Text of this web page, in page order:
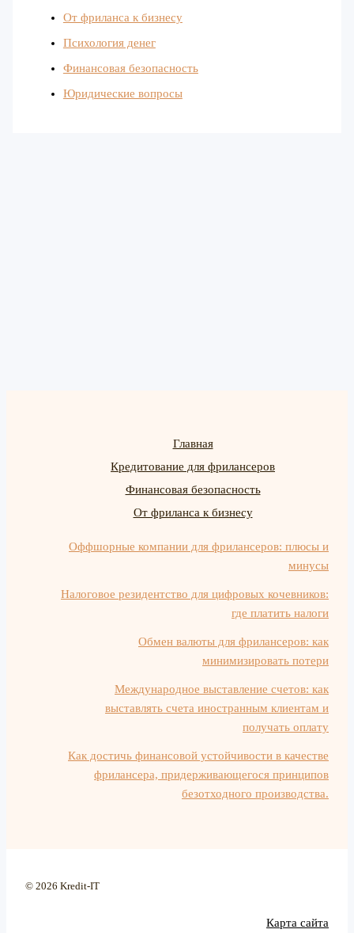
От фриланса к бизнесу
Психология денег
Финансовая безопасность
Юридические вопросы
Главная
Кредитование для фрилансеров
Финансовая безопасность
От фриланса к бизнесу
Оффшорные компании для фрилансеров: плюсы и
минусы
Налоговое резидентство для цифровых кочевников:
где платить налоги
Обмен валюты для фрилансеров: как
минимизировать потери
Международное выставление счетов: как
выставлять счета иностранным клиентам и
получать оплату
Как достичь финансовой устойчивости в качестве
фрилансера, придерживающегося принципов
безотходного производства.
© 2026 Kredit-IT
Карта сайта